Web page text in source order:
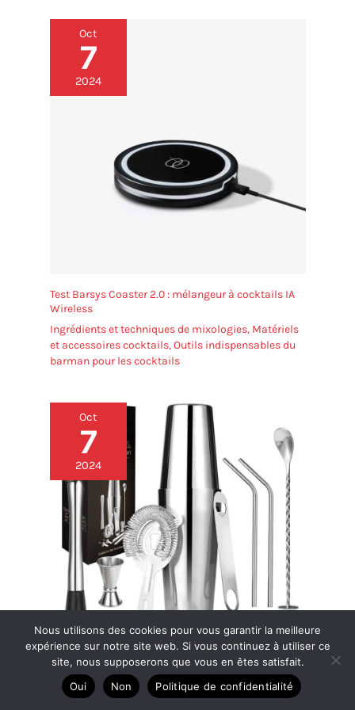
et les petits commerces. Elle permet de réaliser des
glaces, des sorbets, des gelatos et des yaourts
glacés sans encombrer votre plan de travail
Oct
7
2024
Test Barsys Coaster 2.0 : mélangeur à cocktails IA
Wireless
Ingrédients et techniques de mixologies, Matériels
et accessoires cocktails,Outils indispensables du
barman pour les cocktails
Oct
7
2024
Kit Cocktail 15 Pièces : le Test Complet
Ingrédients et techniques de mixologies,Matériels
Nous utilisons des cookies pour vous garantir la meilleure
expérience sur notre site web. Si vous continuez à utiliser ce
site, nous supposerons que vous en êtes satisfait.
Oui
Non Politique de confidentialité